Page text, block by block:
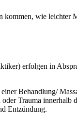
wie leichter
erfolgen in
Behandlung/
Trauma
Entzündung.